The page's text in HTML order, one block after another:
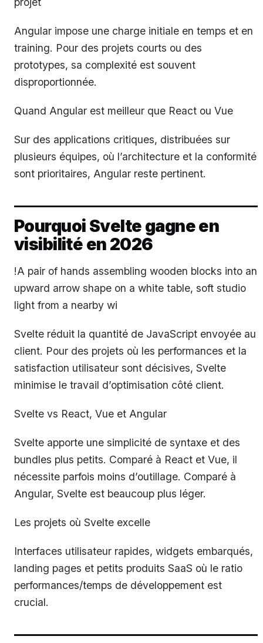
Angular impose une charge initiale en temps et en
training. Pour des projets courts ou des
prototypes, sa complexité est souvent
disproportionnée.
Quand Angular est meilleur que React ou Vue
Sur des applications critiques, distribuées sur
plusieurs équipes, où l’architecture et la conformité
sont prioritaires, Angular reste pertinent.
Pourquoi Svelte gagne en
visibilité en 2026
!A pair of hands assembling wooden blocks into an
upward arrow shape on a white table, soft studio
light from a nearby wi
Svelte réduit la quantité de JavaScript envoyée au
client. Pour des projets où les performances et la
satisfaction utilisateur sont décisives, Svelte
minimise le travail d’optimisation côté client.
Svelte vs React, Vue et Angular
Svelte apporte une simplicité de syntaxe et des
bundles plus petits. Comparé à React et Vue, il
nécessite parfois moins d’outillage. Comparé à
Angular, Svelte est beaucoup plus léger.
Les projets où Svelte excelle
Interfaces utilisateur rapides, widgets embarqués,
landing pages et petits produits SaaS où le ratio
performances/temps de développement est
crucial.